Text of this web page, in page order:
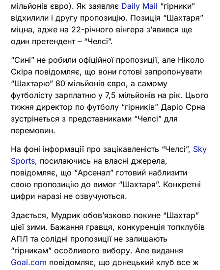
мільйонів євро). Як заявляє Daily Mail “гірники”
відхилили і другу пропозицію. Позиція “Шахтаря”
міцна, адже на 22-річного вінгера з’явився ще
один претендент – “Челсі”.
“Сині” не робили офіційної пропозиції, але Ніколо
Скіра повідомляє, що вони готові запропонувати
“Шахтарю” 80 мільйонів євро, а самому
футболісту зарплатню у 7,5 мільйонів на рік. Цього
тижня директор по футболу “гірників” Даріо Срна
зустрінеться з представниками “Челсі” для
перемовин.
На фоні інформації про зацікавленість “Челсі”, Sky
Sports, посилаючись на власні джерела,
повідомляє, що “Арсенал” готовий наблизити
свою пропозицію до вимог “Шахтаря”. Конкретні
цифри наразі не озвучуються.
Здається, Мудрик обов’язково покине “Шахтар”
цієї зими. Бажання гравця, конкуренція топклубів
АПЛ та солідні пропозиції не залишають
“гірникам” особливого вибору. Але видання
Goal.com повідомляє, що донецький клуб все ж